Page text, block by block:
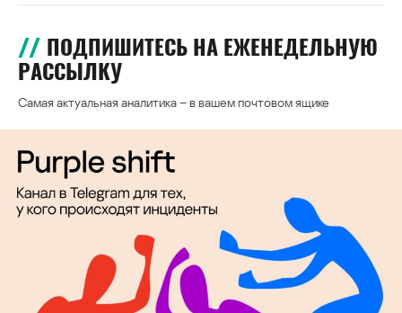
ПОДПИШИТЕСЬ НА ЕЖЕНЕДЕЛЬНУЮ
РАССЫЛКУ
Самая актуальная аналитика – в вашем почтовом ящике